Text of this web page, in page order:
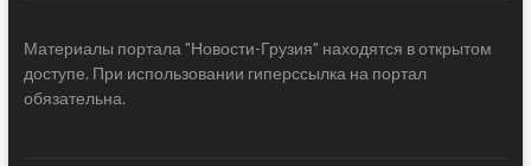
Материалы портала "Новости-Грузия" находятся в открытом
доступе. При использовании гиперссылка на портал
обязательна.